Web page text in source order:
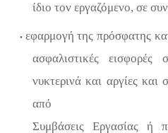
ίδιο τον εργαζόμενο, σε
• εφαρμογή τηςπρόσφατης
ασφαλιστικές εισφορές
νυκτερινά και αργίες και
από
Συμβάσεις
Εργασίαςή